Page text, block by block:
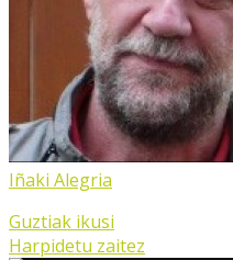
Iñaki Alegria
Guztiak ikusi
Harpidetu zaitez